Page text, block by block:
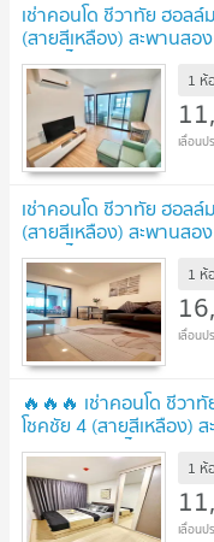
เช่าคอนโด ชีวาทัย ฮอล
(สายสีเหลือง) สะพานสอ
✅ ทักไลน์
✅ UPDATE ! 1 ห้
เช่าคอนโด ชีวาทัย ฮอล
(สายสีเหลือง) สะพานสอ
✅ ทักไลน์
✅ UPDATE ! 1 ห้
🔥🔥🔥 เช่าคอนโด ชีวา
โชคชัย 4 (สายสีเหลือง)
85307 ✅ ทักไลน์
✅ 🔥🔥🔥 UPDATE ! 1 ห้